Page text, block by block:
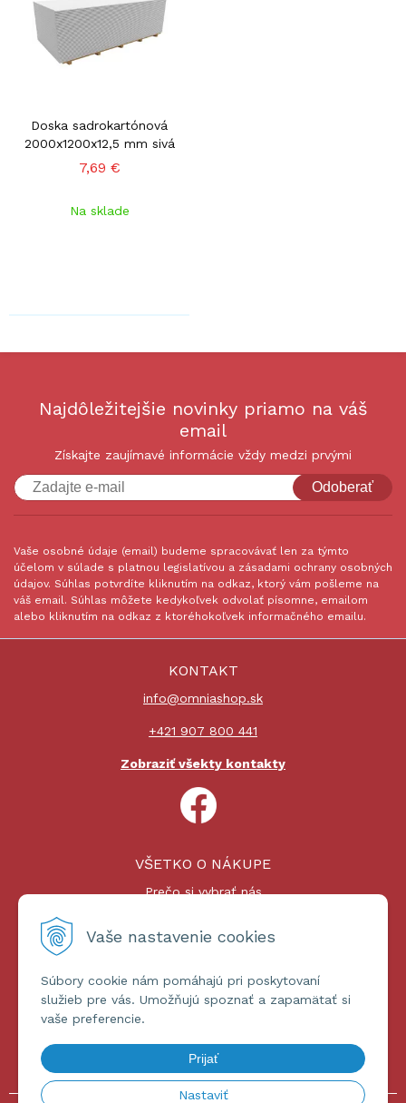
Vaše nastavenie cookies
Súbory cookie nám pomáhajú pri poskytovaní
služieb pre vás. Umožňujú spoznať a zapamätať si
vaše preferencie.
Prijať
Nastaviť
Doska sadrokartónová
2000x1200x12,5 mm sivá
7,69 €
Na sklade
Najdôležitejšie novinky priamo na váš
email
Získajte zaujímavé informácie vždy medzi prvými
Odoberať
Vaše osobné údaje (email) budeme spracovávať len za týmto
účelom v súlade s platnou legislatívou a zásadami ochrany osobných
údajov. Súhlas potvrdíte kliknutím na odkaz, ktorý vám pošleme na
váš email. Súhlas môžete kedykoľvek odvolať písomne, emailom
alebo kliknutím na odkaz z ktoréhokoľvek informačného emailu.
KONTAKT
info@omniashop.sk
+421 907 800 441
Zobraziť všekty kontakty
VŠETKO O NÁKUPE
Prečo si vybrať nás
Platby a doprava
ĎALŠIE INFORMÁCIE
Obchodné podmienky
Ochrana osobných údajov